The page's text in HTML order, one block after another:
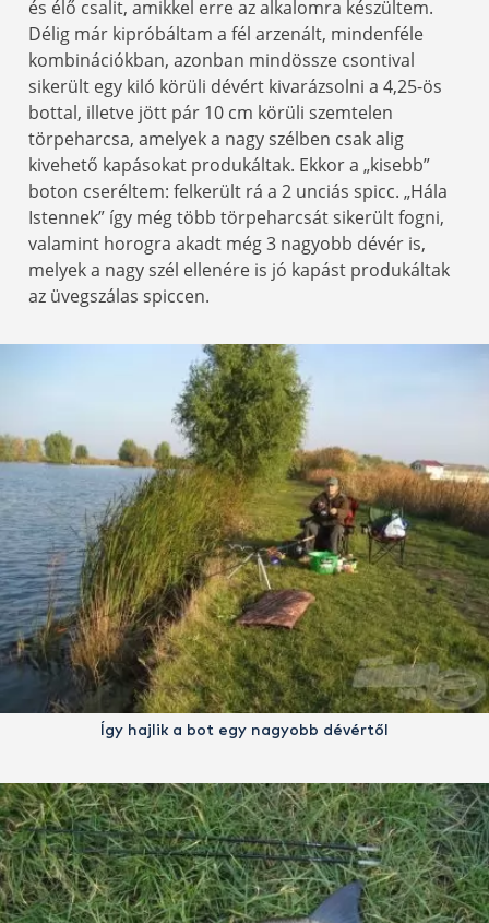
és élő csalit, amikkel erre az alkalomra készültem.
Délig már kipróbáltam a fél arzenált, mindenféle
kombinációkban, azonban mindössze csontival
sikerült egy kiló körüli dévért kivarázsolni a 4,25-ös
bottal, illetve jött pár 10 cm körüli szemtelen
törpeharcsa, amelyek a nagy szélben csak alig
kivehető kapásokat produkáltak. Ekkor a „kisebb”
boton cseréltem: felkerült rá a 2 unciás spicc. „Hála
Istennek” így még több törpeharcsát sikerült fogni,
valamint horogra akadt még 3 nagyobb dévér is,
melyek a nagy szél ellenére is jó kapást produkáltak
az üvegszálas spiccen.
Így hajlik a bot egy nagyobb dévértől